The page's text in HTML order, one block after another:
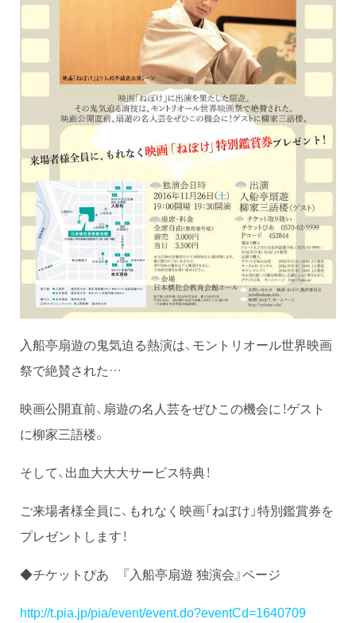
入船亭扇遊の鬼気迫る熱演は、モントリオール世界映画
祭で絶賛された…
映画公開直前、扇遊の名人芸をぜひこの機会に！ゲスト
に柳家三語楼。
そして、出血大大大サービス特典！
ご来場者様全員に、もれなく映画「ねぼけ」特別鑑賞券を
プレゼントします！
◆チケットぴあ 『入船亭扇遊 独演会』ページ
http://t.pia.jp/pia/event/event.do?eventCd=1640709